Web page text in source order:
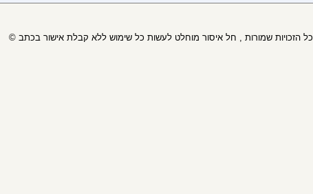
© כל הזכויות שמורות , חל איסור מוחלט לעשות כל שימוש ללא קבלת אישור בכתב